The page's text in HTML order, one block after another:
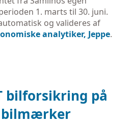
1. marts til 30. juni.
og valideres af
analytiker, Jeppe.
bilforsikring på